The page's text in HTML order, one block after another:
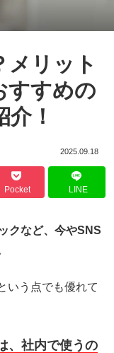
メリット
すすめの
！
2025.09.18
Pocket LINE
クなど、今やSNS
いう点でも優れて
、社内で使うの